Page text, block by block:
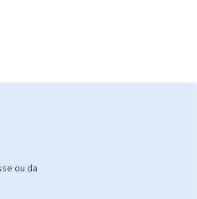
ou da